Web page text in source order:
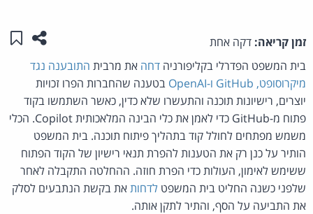
זמן קריאה: דקה אחת שתפו
בית המשפט הפדרלי בקליפורניה דחה את מרבית התובענה נגד
מיקרוסופט, GitHub ו-OpenAI
בטענה שהחברות הפרו זכויות
יוצרים, רישיונות תוכנה והתעשרו שלא כדין, כאשר השתמשו בקוד
פתוח מ-GitHub כדי לאמן את כלי הבינה המלאכותית Copilot. הכלי
משמש מפתחים לחולל קוד בתהליך פיתוח תוכנה. בית המשפט
הותיר על כנן רק את הטענות להפרת תנאי רישיון של הקוד הפתוח
ששימש לאימון, העולות כדי הפרת חוזה. ההחלטה התקבלה לאחר
שלפני כשנה החליט בית המשפט לדחותאת בקשת הנתבעים לסלק
את התביעה על הסף, והתיר לתקן אותה.